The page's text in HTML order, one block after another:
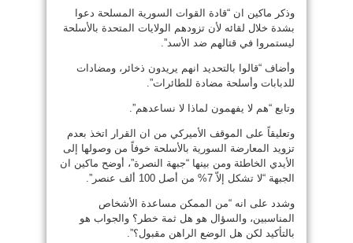
وذكر ماكين ان “قادة القوات السورية المسلحة دعوا
بشدة خلال لقائه لأن تزودهم الولايات المتحدة بالأسلحة
ليستمروا في قتالهم ضد الأسد”.
وأضاف “قالوا بالتحديد انهم يريدون ذخائر، ومضادات
للدبابات وأسلحة مضادة للطائرات”.
وتابع “هم لا يفهمون لماذا لا نساعدهم”.
وتعليقاً على الموقف الأميركي من ان القرار اتخذ بعدم
تزويد المعارضة السورية بالأسلحة خوفاً من وصولها إلى
الأيدي الخاطئة ومن بينها “جبهة النصرة”، أوضح ماكين ان
الجبهة “لا تشكل إلاّ 7% من أصل 100 ألف عنصر”.
وشدد على انه “من الممكن مساعدة الأشخاص
المناسبين، والسؤال هو هل ثمة خطر؟ والجواب هو
بالتأكيد لكن هل الوضع الراهن مقبول؟”.